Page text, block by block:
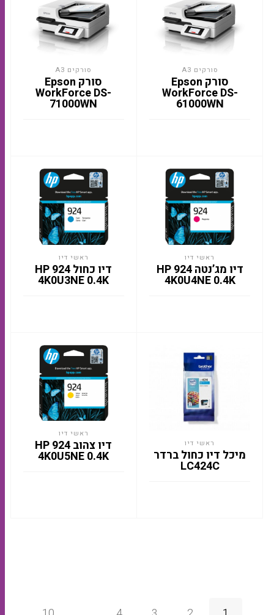
סורקים A3
סורק Epson
WorkForce DS-
71000WN
סורקים A3
סורק Epson
WorkForce DS-
61000WN
ראשי דיו
דיו כחול HP 924
4K0U3NE 0.4K
ראשי דיו
דיו מג’נטה HP 924
4K0U4NE 0.4K
ראשי דיו
דיו צהוב HP 924
4K0U5NE 0.4K
ראשי דיו
מיכל דיו כחול ברדר
LC424C